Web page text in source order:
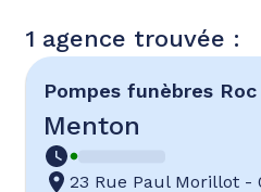
1 agence trouvée :
Pompes funèbres
Menton
23 Rue Paul Morillot -